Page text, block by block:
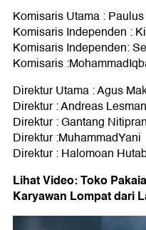
Komisaris Utama :
Komisaris Independen :
Komisaris Independen:
Komisaris
Direktur Utama : Agus
Direktur : Andreas
Direktur : Gantang
Direktur :MuhammadYani
Direktur : Halomoan
Lihat Video: Toko
Karyawan Lompat dari